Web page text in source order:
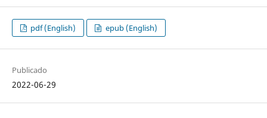
pdf (English) epub (English)
Publicado
2022-06-29